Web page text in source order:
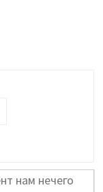
нам нечего